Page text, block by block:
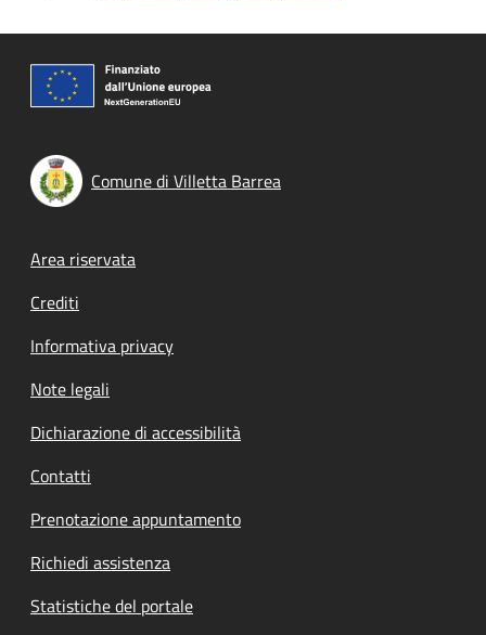
Comune di Villetta Barrea
Footer menu
Area riservata
Crediti
Informativa privacy
Note legali
Dichiarazione di accessibilità
Contatti
Prenotazione appuntamento
Richiedi assistenza
Statistiche del portale